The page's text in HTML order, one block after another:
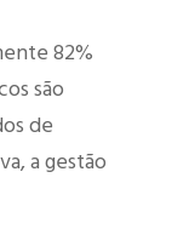
82%
são
de
a gestão